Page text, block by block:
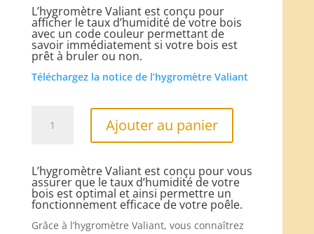
L’hygromètre Valiant est conçu pour
afficher le taux d’humidité de votre bois
avec un code couleur permettant de
savoir immédiatement si votre bois est
prêt à bruler ou non.
Téléchargez la notice de l’hygromètre Valiant
bois
de
chauffage
Ajouter au panier
L’hygromètre Valiant est conçu pour vous
assurer que le taux d’humidité de votre
bois est optimal et ainsi permettre un
fonctionnement efficace de votre poêle.
Grâce à l’hygromètre Valiant, vous connaîtrez